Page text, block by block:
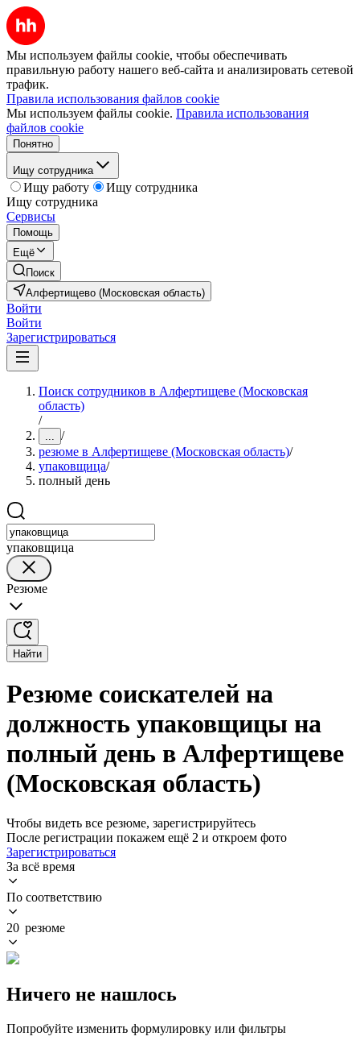
Мы используем файлы cookie, чтобы обеспечивать
правильную работу нашего веб-сайта и анализировать сетевой
трафик.
Правила использования файлов cookie
Мы используем файлы cookie. Правила использования
файлов cookie
Понятно
Ищу сотрудника
Ищу работу
Ищу сотрудника
Ищу сотрудника
Сервисы
Помощь
Ещё
Поиск
Алфертищево (Московская область)
Войти
Войти
Зарегистрироваться
Поиск сотрудников в Алфертищеве (Московская
область)
/
... /
резюме в Алфертищеве (Московская область)/
упаковщица/
полный день
упаковщица
Резюме
Найти
Резюме соискателей на
должность упаковщицы на
полный день в Алфертищеве
(Московская область)
Чтобы видеть все резюме, зарегистрируйтесь
После регистрации покажем ещё 2 и откроем фото
Зарегистрироваться
За всё время
По соответствию
20 резюме
Ничего не нашлось
Попробуйте изменить формулировку или фильтры